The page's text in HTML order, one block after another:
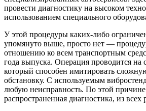
провести диагностику на высоком
использованием специального
У этой процедуры каких-либо
упомянуто выше, просто нет —
отношению ко всем транспортным
года выпуска. Операция проводится на
который способен имитировать
обстановку. С используемым
любую неисправность. По этой причине
распространенная диагностика, из всех